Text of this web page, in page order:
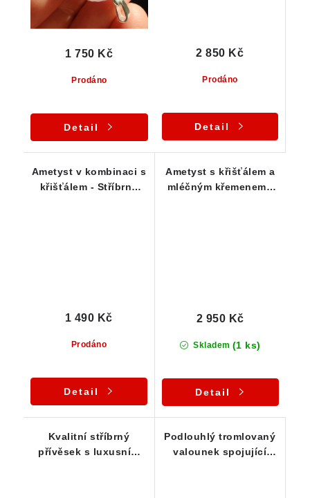
Prodáno
1 750 Kč
Detail
Prodáno
2 850 Kč
Detail
Ametyst v kombinaci s
křišťálem - Stříbrný
Prodáno
1 490 Kč
Detail
Ametyst s křišťálem a
mléčným křemenem -
Skladem (1 ks)
2 950 Kč
Detail
Kvalitní stříbrný
přívěsek s luxusním
Podlouhlý tromlovaný
valounek spojující